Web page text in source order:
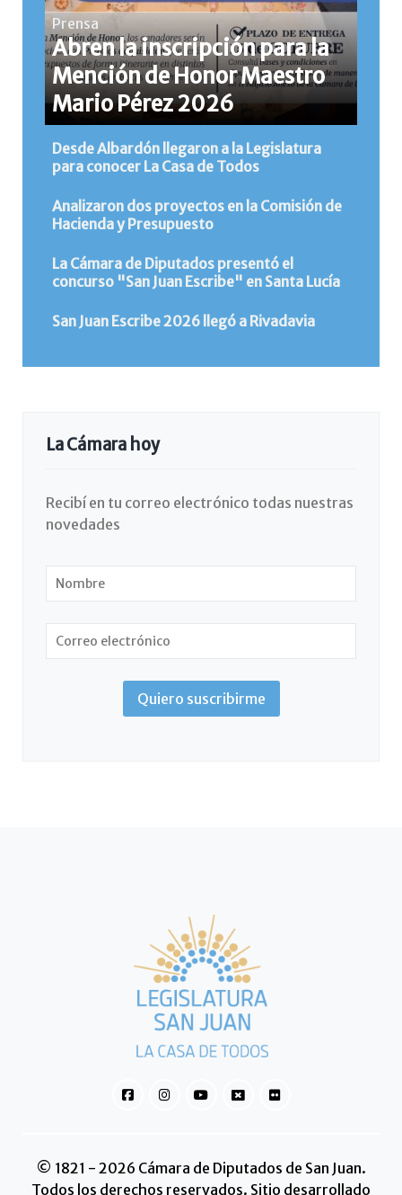
Prensa
Abren la inscripción para la
Mención de Honor Maestro
Mario Pérez 2026
Desde Albardón llegaron a la Legislatura
para conocer La Casa de Todos
Analizaron dos proyectos en la Comisión de
Hacienda y Presupuesto
La Cámara de Diputados presentó el
concurso "San Juan Escribe" en Santa Lucía
San Juan Escribe 2026 llegó a Rivadavia
La Cámara hoy
Recibí en tu correo electrónico todas nuestras
novedades
© 1821 - 2026 Cámara de Diputados de San Juan.
Todos los derechos reservados. Sitio desarrollado